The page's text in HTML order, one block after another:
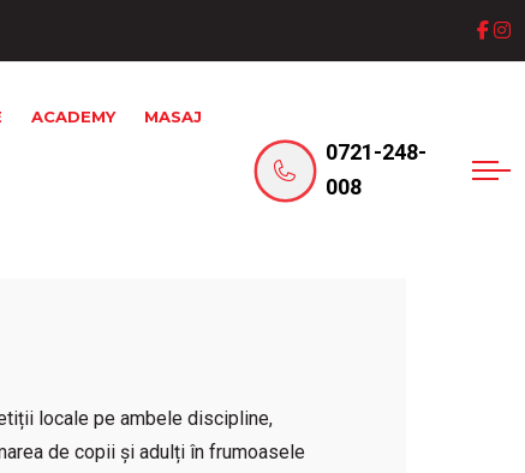
ACADEMY MASAJ
0721-248-
008
locale pe ambele discipline,
de copii și adulți în frumoasele